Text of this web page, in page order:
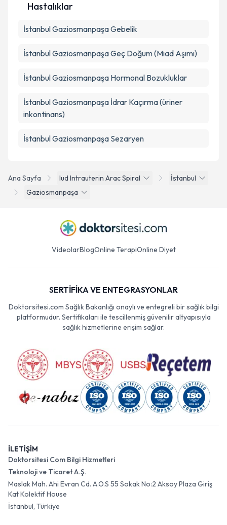
Ana Sayfa Iud Intrauterin Arac Spiral
İstanbul
Gaziosmanpaşa
Hastalıklar
İstanbul Gaziosmanpaşa Gebelik
İstanbul Gaziosmanpaşa Geç Doğum (Miad Aşımı)
İstanbul Gaziosmanpaşa Hormonal Bozukluklar
İstanbul Gaziosmanpaşa İdrar Kaçırma (üriner
inkontinans)
İstanbul Gaziosmanpaşa Sezaryen
VideolarBlogOnline TerapiOnline Diyet
SERTİFİKA VE ENTEGRASYONLAR
Doktorsitesi.com Sağlık Bakanlığı onaylı ve entegreli bir sağlık bilgi
platformudur. Sertifikaları ile tescillenmiş güvenilir altyapısıyla
sağlık hizmetlerine erişim sağlar.
İLETİŞİM
Doktorsitesi Com Bilgi Hizmetleri
Teknoloji ve Ticaret A.Ş.
Maslak Mah. Ahi Evran Cd. A.O.S 55 Sokak No:2 Aksoy Plaza Giriş
Kat Kolektif House
İstanbul, Türkiye